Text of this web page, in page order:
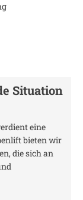
Situation
eine
bieten wir
die sich an